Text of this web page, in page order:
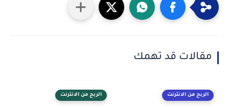
مقالات قد تهمك
الربح من الانترنت الربح من الانترنت